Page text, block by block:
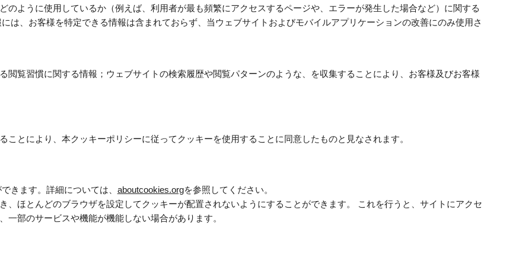
のように使用しているか（例えば、利用者が最も頻繁にアクセスするページや、エラーが発生した場合など）に関する
は、お客様を特定できる情報は含まれておらず、当ウェブサイトおよびモバイルアプリケーションの改善にのみ使用さ
閲覧習慣に関する情報；ウェブサイトの検索履歴や閲覧パターンのような、を収集することにより、お客様及びお客様
とにより、本クッキーポリシーに従ってクッキーを使用することに同意したものと見なされます。
きます。詳細については、 aboutcookies.orgを参照してください。
、ほとんどのブラウザを設定してクッキーが配置されないようにすることができます。 これを行うと、サイトにアクセ
部のサービスや機能が機能しない場合があります。